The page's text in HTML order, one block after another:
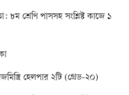
৮ম শ্রেণি পাসসহ সংশ্লিষ্ট কাজে ১
হেলপার ২টি (গ্রেড-২০)